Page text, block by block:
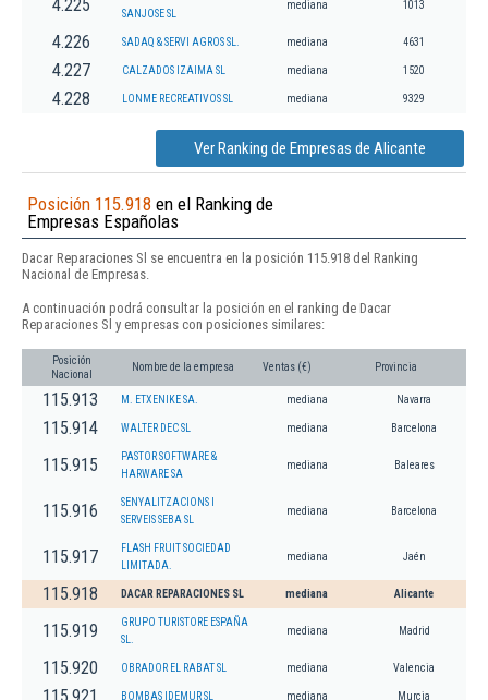
4.225
SANJOSE SL
mediana 1013
4.226 SADAQ & SERVI AGROS SL. mediana 4631
4.227 CALZADOS IZAIMA SL mediana 1520
4.228 LONME RECREATIVOS SL mediana 9329
Ver Ranking de Empresas de Alicante
Posición 115.918 en el Ranking de
Empresas Españolas
Dacar Reparaciones Sl se encuentra en la posición 115.918 del Ranking
Nacional de Empresas.
A continuación podrá consultar la posición en el ranking de Dacar
Reparaciones Sl y empresas con posiciones similares:
Posición
Nacional
Nombre de la empresa Ventas (€) Provincia
115.913 M. ETXENIKE SA. mediana Navarra
115.914 WALTER DEC SL mediana Barcelona
115.915
PASTOR SOFTWARE &
HARWARE SA
mediana Baleares
115.916
SENYALITZACIONS I
SERVEIS SEBA SL
mediana Barcelona
115.917
FLASH FRUIT SOCIEDAD
LIMITADA.
mediana Jaén
115.918 DACAR REPARACIONES SL mediana Alicante
115.919
GRUPO TURISTORE ESPAÑA
SL.
mediana Madrid
115.920 OBRADOR EL RABAT SL mediana Valencia
BOMBAS IDEMUR SL mediana Murcia